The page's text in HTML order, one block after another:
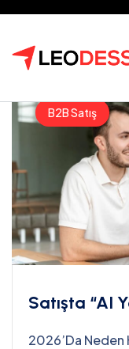
B2B Satış
Satışta “AI
2026’da Neden